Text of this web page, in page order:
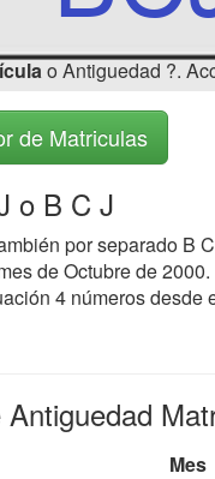
o Antiguedad ?.
de Matriculas
o B C J
por separado B
de Octubre de
4 números desde
Mes